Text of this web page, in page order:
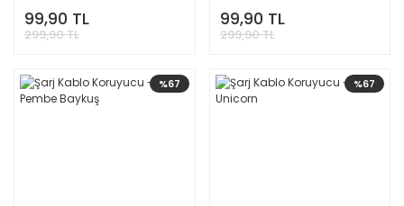
99,90 TL
299,90 TL
99,90 TL
299,90 TL
%67 %67